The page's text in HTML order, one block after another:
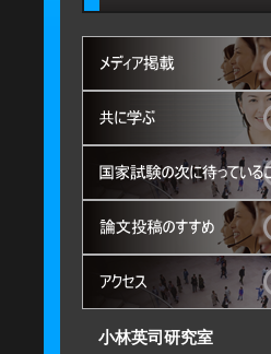
小林英司研究室